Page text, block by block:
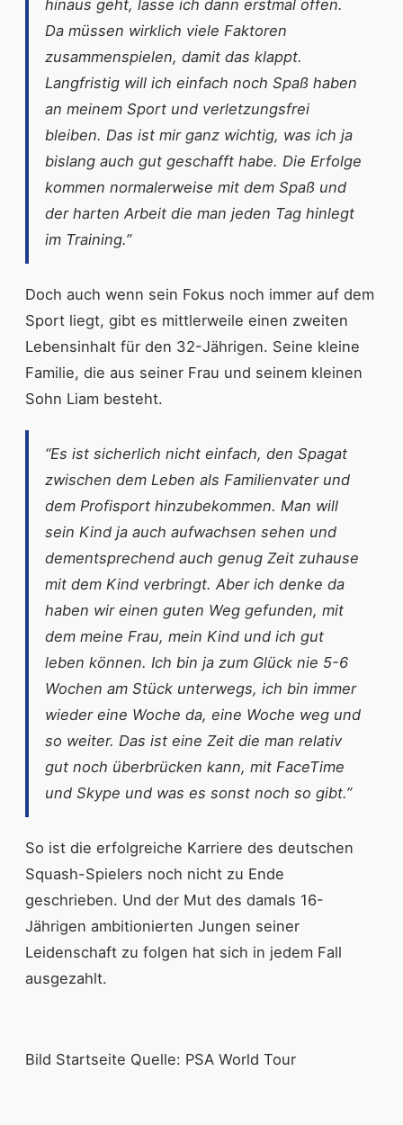
hinaus geht, lasse ich dann erstmal offen.
Da müssen wirklich viele Faktoren
zusammenspielen, damit das klappt.
Langfristig will ich einfach noch Spaß haben
an meinem Sport und verletzungsfrei
bleiben. Das ist mir ganz wichtig, was ich ja
bislang auch gut geschafft habe. Die Erfolge
kommen normalerweise mit dem Spaß und
der harten Arbeit die man jeden Tag hinlegt
im Training.”
Doch auch wenn sein Fokus noch immer auf dem
Sport liegt, gibt es mittlerweile einen zweiten
Lebensinhalt für den 32-Jährigen. Seine kleine
Familie, die aus seiner Frau und seinem kleinen
Sohn Liam besteht.
“Es ist sicherlich nicht einfach, den Spagat
zwischen dem Leben als Familienvater und
dem Profisport hinzubekommen. Man will
sein Kind ja auch aufwachsen sehen und
dementsprechend auch genug Zeit zuhause
mit dem Kind verbringt. Aber ich denke da
haben wir einen guten Weg gefunden, mit
dem meine Frau, mein Kind und ich gut
leben können. Ich bin ja zum Glück nie 5-6
Wochen am Stück unterwegs, ich bin immer
wieder eine Woche da, eine Woche weg und
so weiter. Das ist eine Zeit die man relativ
gut noch überbrücken kann, mit FaceTime
und Skype und was es sonst noch so gibt.”
So ist die erfolgreiche Karriere des deutschen
Squash-Spielers noch nicht zu Ende
geschrieben. Und der Mut des damals 16-
Jährigen ambitionierten Jungen seiner
Leidenschaft zu folgen hat sich in jedem Fall
ausgezahlt.
Bild Startseite Quelle: PSA World Tour